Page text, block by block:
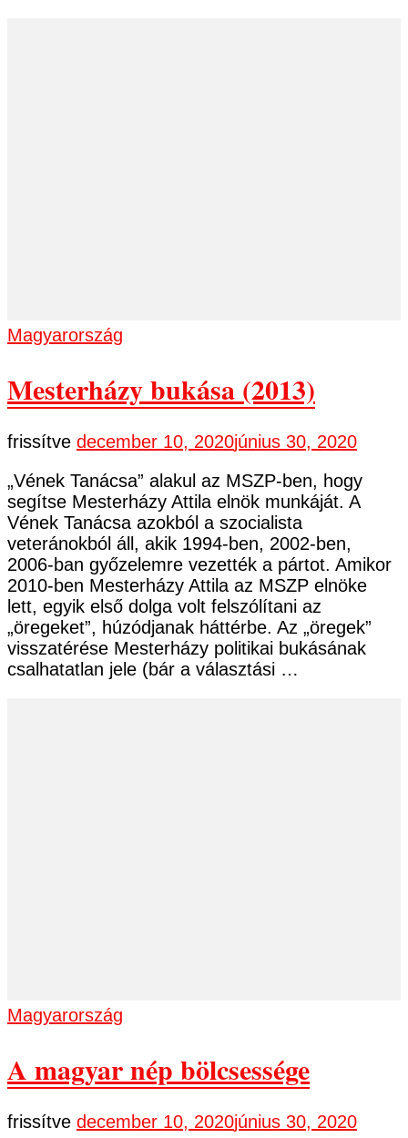
Magyarország
Mesterházy bukása (2013)
frissítve december 10, 2020június 30, 2020
„Vének Tanácsa” alakul az MSZP-ben, hogy
segítse Mesterházy Attila elnök munkáját. A
Vének Tanácsa azokból a szocialista
veteránokból áll, akik 1994-ben, 2002-ben,
2006-ban győzelemre vezették a pártot. Amikor
2010-ben Mesterházy Attila az MSZP elnöke
lett, egyik első dolga volt felszólítani az
„öregeket”, húzódjanak háttérbe. Az „öregek”
visszatérése Mesterházy politikai bukásának
csalhatatlan jele (bár a választási …
Magyarország
A magyar nép bölcsessége
frissítve december 10, 2020június 30, 2020